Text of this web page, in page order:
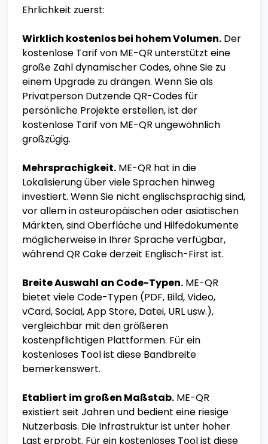
Ehrlichkeit zuerst:
Wirklich kostenlos bei hohem Volumen. Der
kostenlose Tarif von ME-QR unterstützt eine
große Zahl dynamischer Codes, ohne Sie zu
einem Upgrade zu drängen. Wenn Sie als
Privatperson Dutzende QR-Codes für
persönliche Projekte erstellen, ist der
kostenlose Tarif von ME-QR ungewöhnlich
großzügig.
Mehrsprachigkeit. ME-QR hat in die
Lokalisierung über viele Sprachen hinweg
investiert. Wenn Sie nicht englischsprachig sind,
vor allem in osteuropäischen oder asiatischen
Märkten, sind Oberfläche und Hilfedokumente
möglicherweise in Ihrer Sprache verfügbar,
während QR Cake derzeit Englisch-First ist.
Breite Auswahl an Code-Typen. ME-QR
bietet viele Code-Typen (PDF, Bild, Video,
vCard, Social, App Store, Datei, URL usw.),
vergleichbar mit den größeren
kostenpflichtigen Plattformen. Für ein
kostenloses Tool ist diese Bandbreite
bemerkenswert.
Etabliert im großen Maßstab. ME-QR
existiert seit Jahren und bedient eine riesige
Nutzerbasis. Die Infrastruktur ist unter hoher
Last erprobt. Für ein kostenloses Tool ist diese